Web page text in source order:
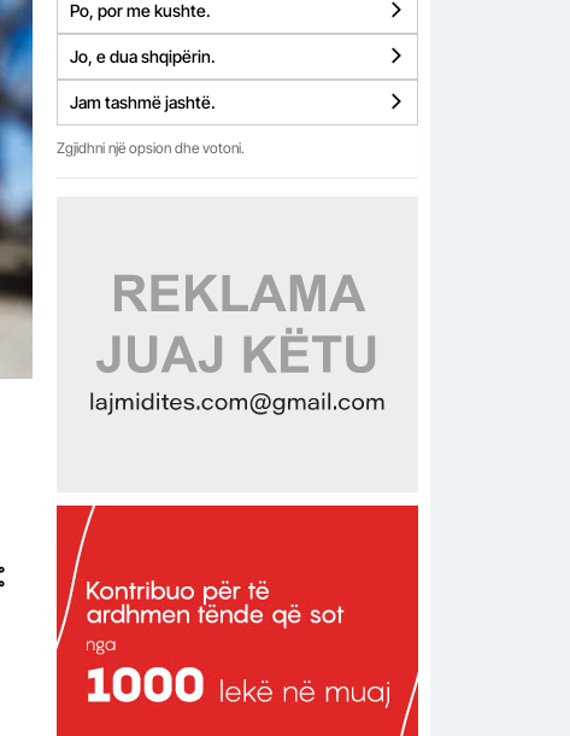
Po, por me kushte.
Jo, e dua shqipërin.
Jam tashmë jashtë.
Zgjidhni një opsion dhe votoni.